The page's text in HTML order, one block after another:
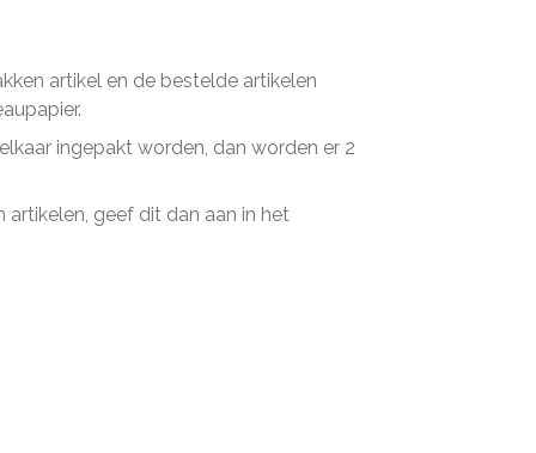
artikel en de bestelde artikelen
ingepakt worden, dan worden er 2
geef dit dan aan in het